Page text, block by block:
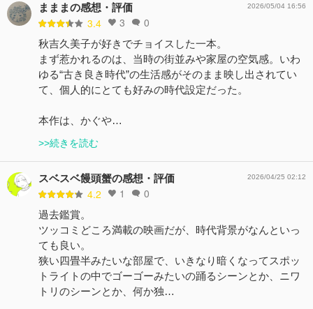
まままの感想・評価
3.4 3 0
2026/05/04 16:56
秋吉久美子が好きでチョイスした一本。
まず惹かれるのは、当時の街並みや家屋の空気感。いわ
ゆる“古き良き時代”の生活感がそのまま映し出されてい
て、個人的にとても好みの時代設定だった。
本作は、かぐや…
>>続きを読む
スベスベ饅頭蟹の感想・評価
4.2 1 0
2026/04/25 02:12
過去鑑賞。
ツッコミどころ満載の映画だが、時代背景がなんといっ
ても良い。
狭い四畳半みたいな部屋で、いきなり暗くなってスポッ
トライトの中でゴーゴーみたいの踊るシーンとか、ニワ
トリのシーンとか、何か独…